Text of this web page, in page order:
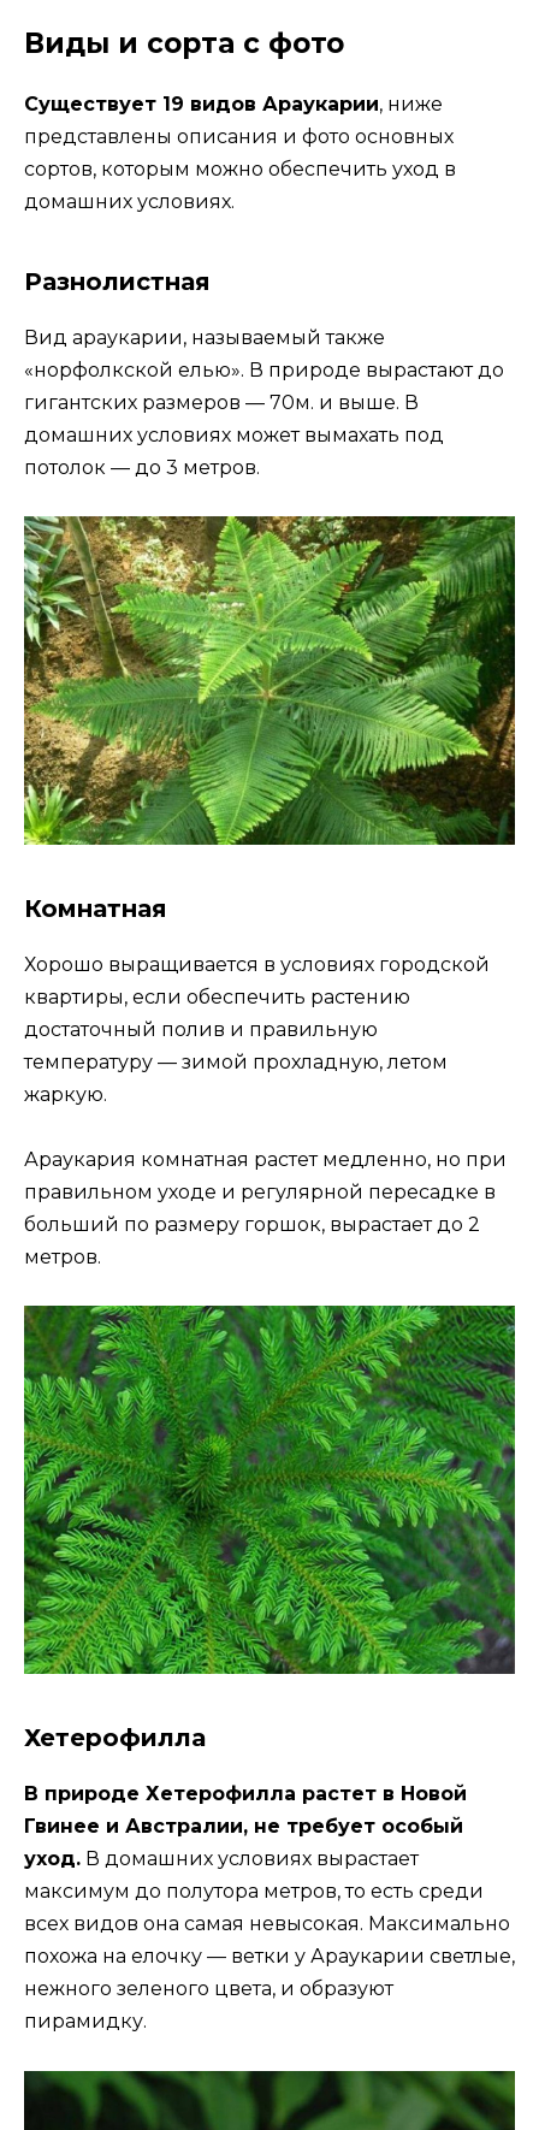
Виды и сорта с фото
Существует 19 видов Араукарии, ниже
представлены описания и фото основных
сортов, которым можно обеспечить уход в
домашних условиях.
Разнолистная
Вид араукарии, называемый также
«норфолкской елью». В природе вырастают до
гигантских размеров — 70м. и выше. В
домашних условиях может вымахать под
потолок — до 3 метров.
Комнатная
Хорошо выращивается в условиях городской
квартиры, если обеспечить растению
достаточный полив и правильную
температуру — зимой прохладную, летом
жаркую.
Араукария комнатная растет медленно, но при
правильном уходе и регулярной пересадке в
больший по размеру горшок, вырастает до 2
метров.
Хетерофилла
В природе Хетерофилла растет в Новой
Гвинее и Австралии, не требует особый
уход. В домашних условиях вырастает
максимум до полутора метров, то есть среди
всех видов она самая невысокая. Максимально
похожа на елочку — ветки у Араукарии светлые,
нежного зеленого цвета, и образуют
пирамидку.